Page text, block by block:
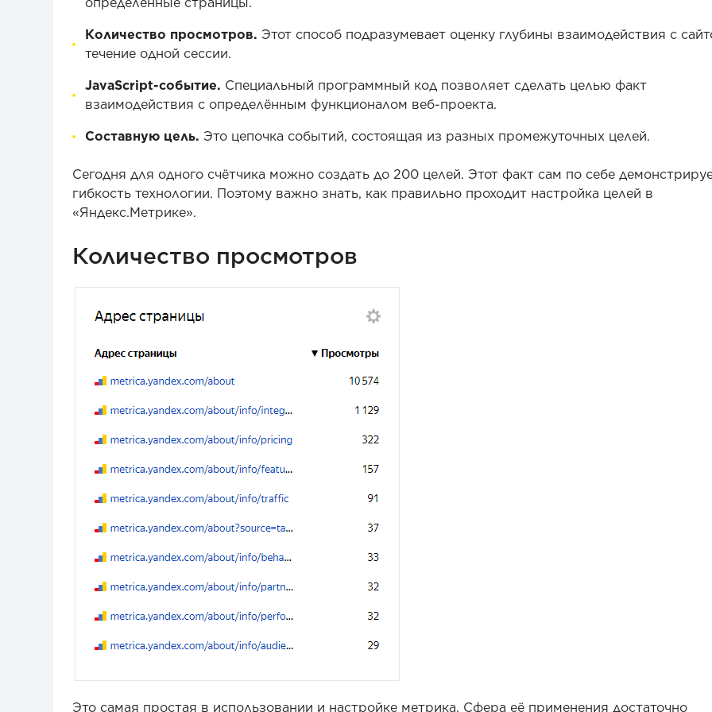
Количество просмотров. Этот способ подразумевает оценку глубины взаимодействия с
течение одной сессии.
JavaScript-событие. Специальный программный код позволяет сделать целью факт
взаимодействия с определённым функционалом веб-проекта.
Составную цель. Это цепочка событий, состоящая из разных промежуточных целей.
Сегодня для одного счётчика можно создать до 200 целей. Этот факт сам по себе
гибкость технологии. Поэтому важно знать, как правильно проходит настройка целей в
«Яндекс.Метрике».
Количество просмотров
Это самая простая в использовании и настройке метрика. Сфера её применения достаточно